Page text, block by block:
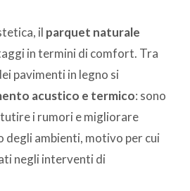
il parquet naturale
in termini di comfort. Tra
pavimenti in legno si
acustico e termico: sono
i rumori e migliorare
degli ambienti, motivo per cui
negli interventi di